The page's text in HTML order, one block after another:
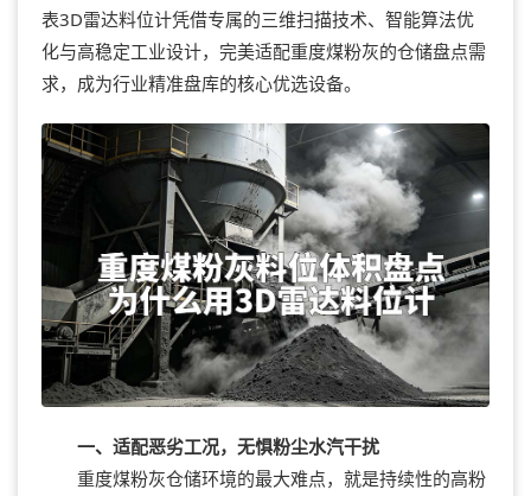
表3D雷达料位计凭借专属的三维扫描技术、智能算法优
化与高稳定工业设计，完美适配重度煤粉灰的仓储盘点需
求，成为行业精准盘库的核心优选设备。
一、适配恶劣工况，无惧粉尘水汽干扰
重度煤粉灰仓储环境的最大难点，就是持续性的高粉